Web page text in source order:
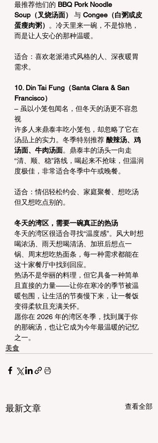
最推荐他们的 BBQ Pork Noodle
Soup（叉烧汤面）
与 Congee（白粥或皮
蛋瘦肉粥） 。冷天里来一碗，不是惊艳，
而是让人安心的那种温暖。
适合：喜欢老派港式风格的人、深夜暖胃
需求。
10. Din Tai Fung（Santa Clara & San
Francisco）
– 虽以小笼包闻名，但冬天的汤更不容忽
视
许多人来鼎泰丰吃小笼包，却忽略了它在
汤品上的实力。冬季特别推荐 酸辣汤、鸡
汤面、牛肉汤面。鼎泰丰的汤头一向走
“清、顺、稳”路线，喝起来不抢味，但温润
度极佳，非常适合冬季中午或晚餐。
适合：情侣轻松约会、家庭聚餐、想吃汤
但又想吃点别的。
冬天的湾区，需要一碗真正的热汤
冬天的湾区很适合寻找“温度感”。风大时想
喝浓汤、雨天想喝清汤、加班后想点一
锅、周末想吃热面条，每一种需求都能在
这十家餐厅中找到回应。
热汤不是华丽的料理，但它具备一种简单
且直接的力量——让你在寒冷的季节被温
暖包围，让生活的节奏慢下来，让一餐饭
变得柔软且充满关怀。
愿你在 2026 年的湾区冬季，找到属于你
的那碗汤，也让它成为今年最温暖的记忆
之一。
美食
最新文章 查看全部